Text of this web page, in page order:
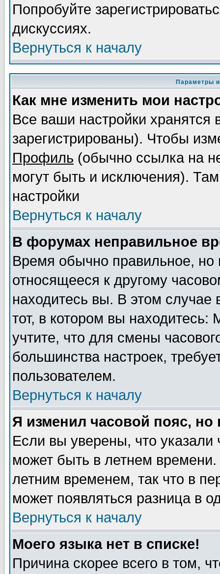
Попробуйте
дискуссиях.
Вернуться к началу
Параметры
Как мне изменить мои
Все ваши настройки
зарегистрированы). Чтобы
Профиль (обычно ссылка на
могут быть и исключения).
настройки
Вернуться к началу
В форумах неправильное
Время обычно правильное,
относящееся к другому
находитесь вы. В этом
тот, в котором вы
учтите, что для смены
большинства настроек,
пользователем.
Вернуться к началу
Я изменил часовой пояс,
Если вы уверены, что указали
может быть в летнем
летним временем, так что в
может появляться разница в
Вернуться к началу
Моего языка нет в списке!
Причина скорее всего в том,